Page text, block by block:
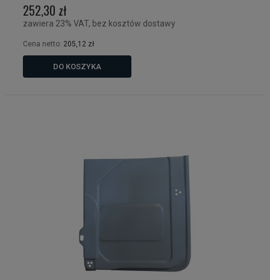
252,30 zł
zawiera 23% VAT, bez kosztów dostawy
Cena netto: 205,12 zł
DO KOSZYKA